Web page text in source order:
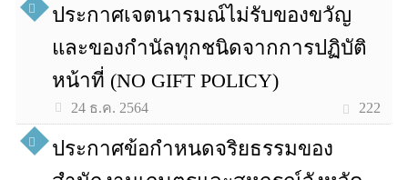
ประกาศเจตนารมณ์ไม่รับของขวัญ
และของกำนัลทุกชนิดจากการปฏิบัติ
หน้าที่ (NO GIFT POLICY)
24 ธ.ค. 2564 222
ประกาศข้อกำหนดจริยธรรมของ